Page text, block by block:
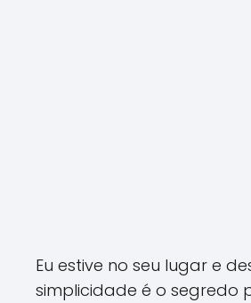
Eu estive no seu lugar e
simplicidade é o segredo